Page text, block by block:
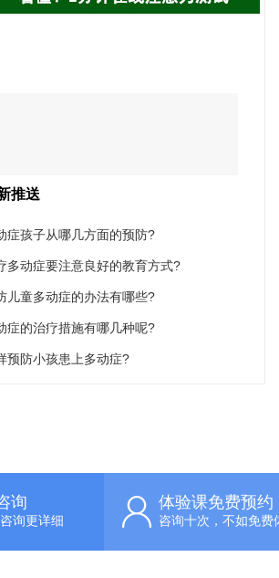
推送
症孩子从哪几方面的预防?
多动症要注意良好的教育方式?
儿童多动症的办法有哪些?
症的治疗措施有哪几种呢?
预防小孩患上多动症?
询
询更详细
体验课免费预约
咨询十次，不如免费